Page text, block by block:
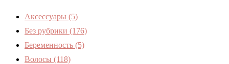
Аксессуары (5)
Без рубрики (176)
Беременность (5)
Волосы (118)